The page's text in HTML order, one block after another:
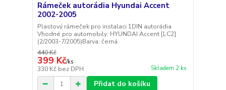
Rámeček autorádia Hyundai Accent
2002-2005
Plastový rámeček pro instalaci 1DIN autorádia
Vhodné pro automobily: HYUNDAI Accent [LC2]
(2/2003-7/2005)Barva: černá
440 Kč
399 Kč/ks
330 Kč bez DPH Skladem 2 ks
Přidat do košíku